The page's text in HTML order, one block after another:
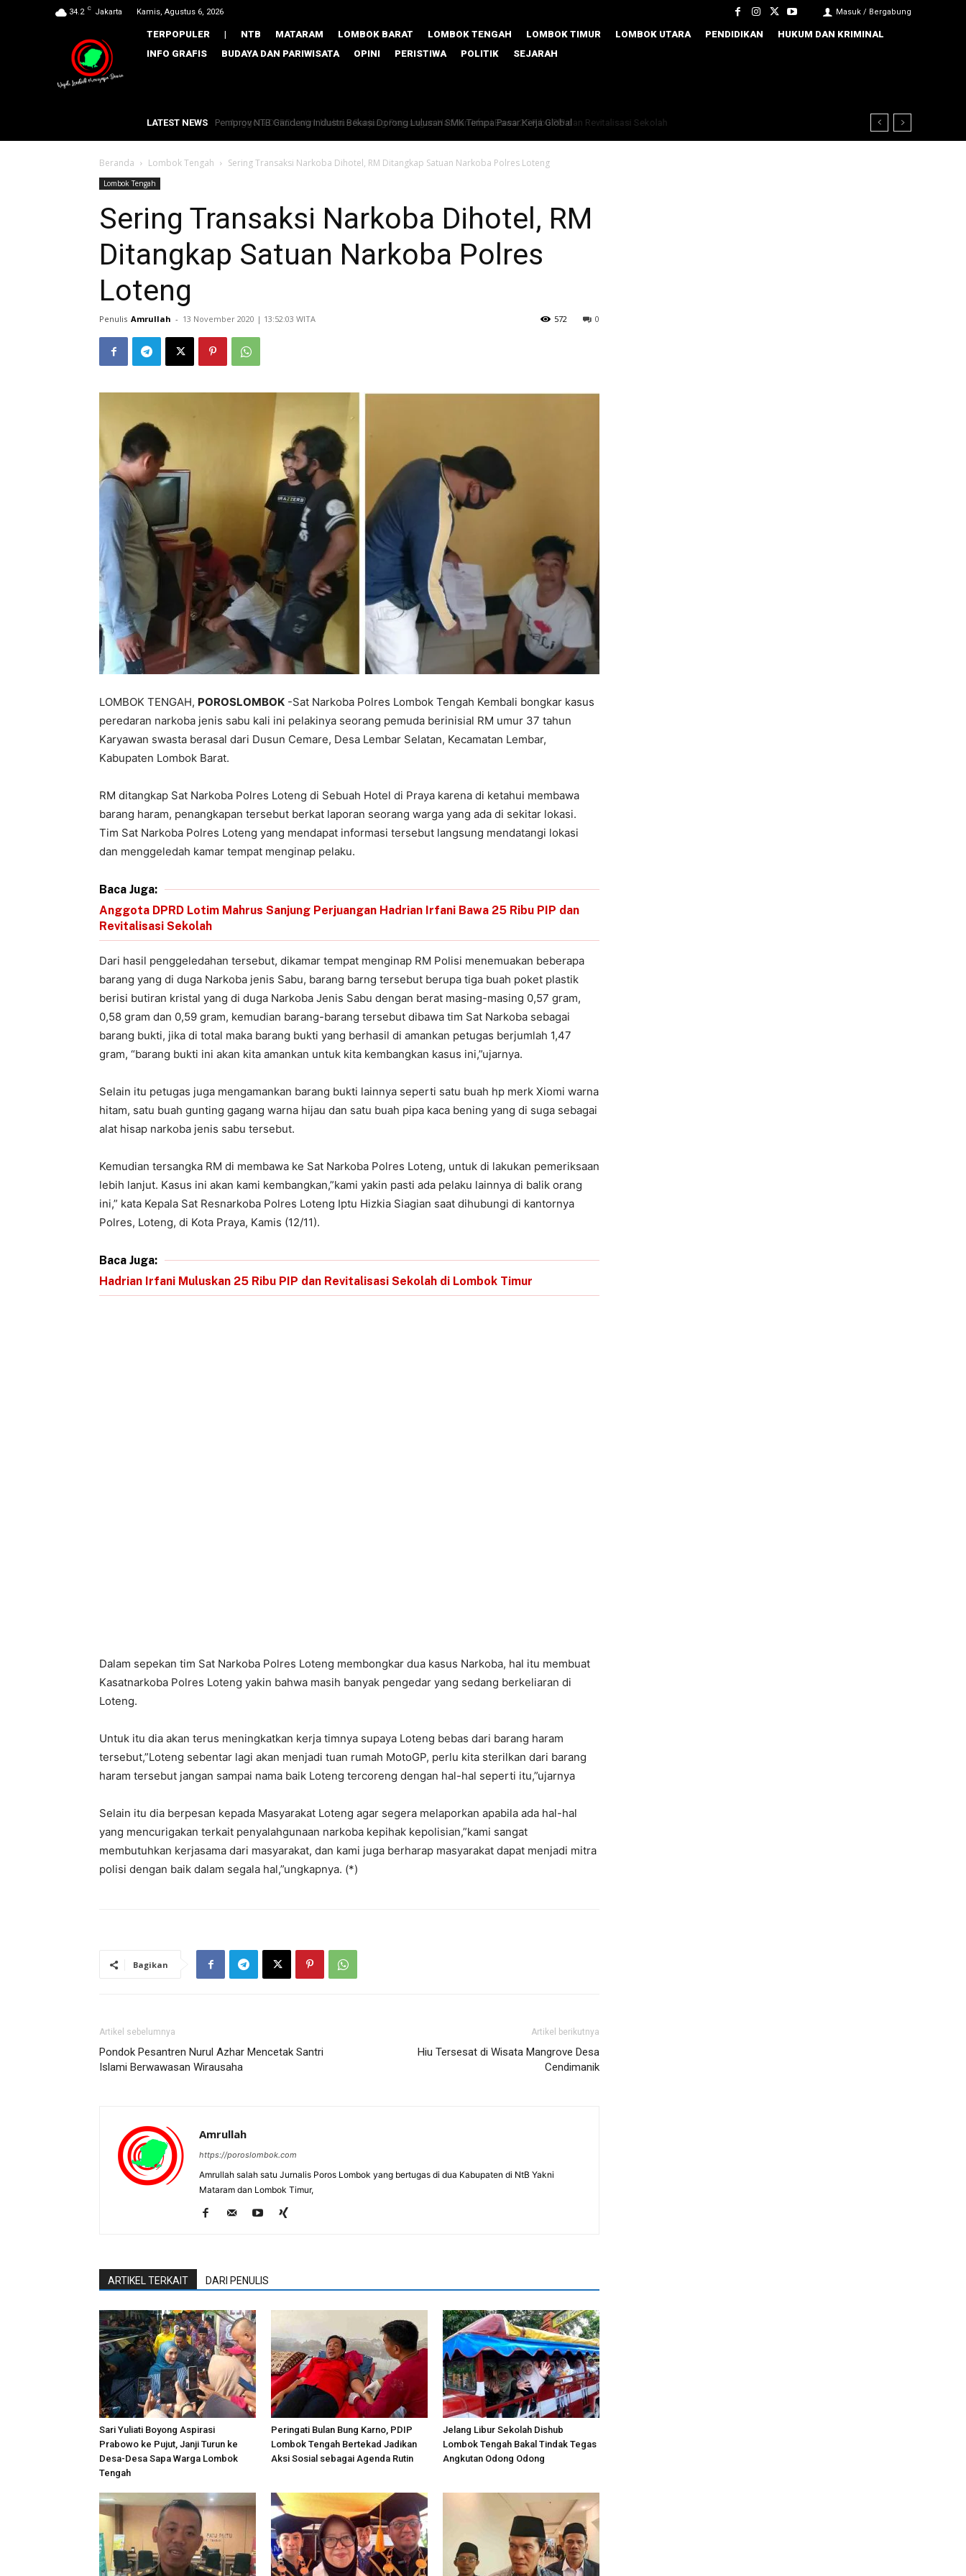
34.2 C Jakarta Kamis, Agustus 6, 2026 Masuk / Bergabung
TERPOPULER | NTB MATARAM LOMBOK BARAT LOMBOK TENGAH LOMBOK TIMUR LOMBOK UTARA PENDIDIKAN
HUKUM DAN KRIMINAL
INFO GRAFIS
BUDAYA DAN PARIWISATA OPINI PERISTIWA POLITIK SEJARAH
LATEST NEWS Anggota DPRD Lotim Mahrus Sanjung Perjuangan Hadrian Irfani Bawa 25 Ribu PIP dan Revitalisasi Sekolah
Beranda Lombok Tengah Sering Transaksi Narkoba Dihotel, RM Ditangkap Satuan Narkoba Polres Loteng
Lombok Tengah
Sering Transaksi Narkoba Dihotel, RM
Ditangkap Satuan Narkoba Polres
Loteng
Penulis Amrullah - ​13 November 2020 | 13:52:03 WITA 0
572
LOMBOK TENGAH, POROSLOMBOK -Sat Narkoba Polres Lombok Tengah Kembali bongkar kasus
peredaran narkoba jenis sabu kali ini pelakinya seorang pemuda berinisial RM umur 37 tahun
Karyawan swasta berasal dari Dusun Cemare, Desa Lembar Selatan, Kecamatan Lembar,
Kabupaten Lombok Barat.
RM ditangkap Sat Narkoba Polres Loteng di Sebuah Hotel di Praya karena di ketahui membawa
barang haram, penangkapan tersebut berkat laporan seorang warga yang ada di sekitar lokasi.
Tim Sat Narkoba Polres Loteng yang mendapat informasi tersebut langsung mendatangi lokasi
dan menggeledah kamar tempat menginap pelaku.
Baca Juga:
Anggota DPRD Lotim Mahrus Sanjung Perjuangan Hadrian Irfani Bawa 25 Ribu PIP dan
Revitalisasi Sekolah
Dari hasil penggeledahan tersebut, dikamar tempat menginap RM Polisi menemuakan beberapa
barang yang di duga Narkoba jenis Sabu, barang barng tersebut berupa tiga buah poket plastik
berisi butiran kristal yang di duga Narkoba Jenis Sabu dengan berat masing-masing 0,57 gram,
0,58 gram dan 0,59 gram, kemudian barang-barang tersebut dibawa tim Sat Narkoba sebagai
barang bukti, jika di total maka barang bukti yang berhasil di amankan petugas berjumlah 1,47
gram, “barang bukti ini akan kita amankan untuk kita kembangkan kasus ini,”ujarnya.
Selain itu petugas juga mengamankan barang bukti lainnya seperti satu buah hp merk Xiomi warna
hitam, satu buah gunting gagang warna hijau dan satu buah pipa kaca bening yang di suga sebagai
alat hisap narkoba jenis sabu tersebut.
Kemudian tersangka RM di membawa ke Sat Narkoba Polres Loteng, untuk di lakukan pemeriksaan
lebih lanjut. Kasus ini akan kami kembangkan,”kami yakin pasti ada pelaku lainnya di balik orang
ini,” kata Kepala Sat Resnarkoba Polres Loteng Iptu Hizkia Siagian saat dihubungi di kantornya
Polres, Loteng, di Kota Praya, Kamis (12/11).
Baca Juga:
Hadrian Irfani Muluskan 25 Ribu PIP dan Revitalisasi Sekolah di Lombok Timur
Dalam sepekan tim Sat Narkoba Polres Loteng membongkar dua kasus Narkoba, hal itu membuat
Kasatnarkoba Polres Loteng yakin bahwa masih banyak pengedar yang sedang berkeliaran di
Loteng.
Untuk itu dia akan terus meningkatkan kerja timnya supaya Loteng bebas dari barang haram
tersebut,”Loteng sebentar lagi akan menjadi tuan rumah MotoGP, perlu kita sterilkan dari barang
haram tersebut jangan sampai nama baik Loteng tercoreng dengan hal-hal seperti itu,”ujarnya
Selain itu dia berpesan kepada Masyarakat Loteng agar segera melaporkan apabila ada hal-hal
yang mencurigakan terkait penyalahgunaan narkoba kepihak kepolisian,”kami sangat
membutuhkan kerjasama dari masyarakat, dan kami juga berharap masyarakat dapat menjadi mitra
polisi dengan baik dalam segala hal,”ungkapnya. (*)
Bagikan
Artikel sebelumnya
Pondok Pesantren Nurul Azhar Mencetak Santri
Islami Berwawasan Wirausaha
Artikel berikutnya
Hiu Tersesat di Wisata Mangrove Desa
Cendimanik
Amrullah
https://poroslombok.com
Amrullah salah satu Jurnalis Poros Lombok yang bertugas di dua Kabupaten di NtB Yakni
Mataram dan Lombok Timur,
ARTIKEL TERKAIT DARI PENULIS
Sari Yuliati Boyong Aspirasi
Prabowo ke Pujut, Janji Turun ke
Desa-Desa Sapa Warga Lombok
Tengah
Peringati Bulan Bung Karno, PDIP
Lombok Tengah Bertekad Jadikan
Aksi Sosial sebagai Agenda Rutin
Jelang Libur Sekolah Dishub
Lombok Tengah Bakal Tindak Tegas
Angkutan Odong Odong